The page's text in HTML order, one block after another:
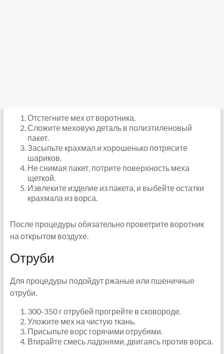
Отстегните мех от воротника.
Сложите меховую деталь в полиэтиленовый
пакет.
Засыпьте крахмал и хорошенько потрясите
шариков.
Не снимая пакет, потрите поверхность меха
щеткой.
Извлеките изделие из пакета, и выбейте остатки
крахмала из ворса.
После процедуры обязательно проветрите воротник
на открытом воздухе.
Отруби
Для процедуры подойдут ржаные или пшеничные
отруби.
300-350 г отрубей прогрейте в сковороде.
Уложите мех на чистую ткань.
Присыпьте ворс горячими отрубями.
Втирайте смесь ладонями, двигаясь против ворса.